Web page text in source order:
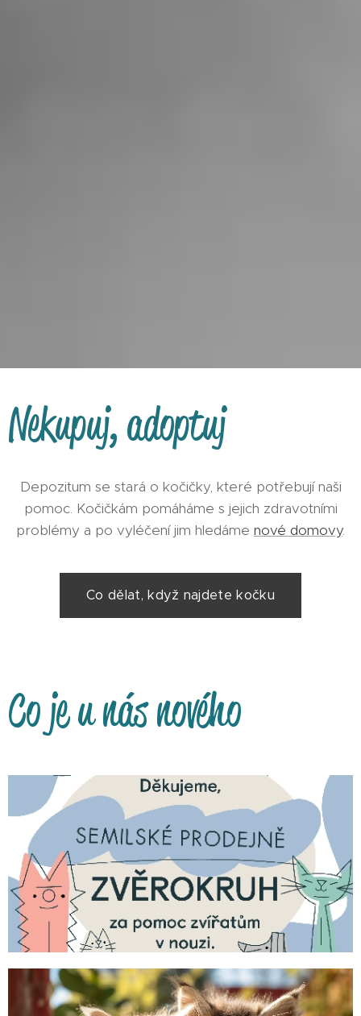
Nekupuj, adoptuj
Depozitum se stará o kočičky, které potřebují naši
pomoc. Kočičkám pomáháme s jejich zdravotními
problémy a po vyléčení jim hledáme nové domovy.
Co dělat, když najdete kočku
Co je u nás nového